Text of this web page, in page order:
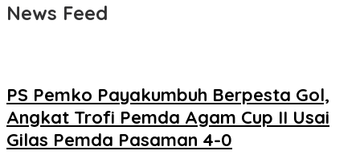
News Feed
PS Pemko Payakumbuh Berpesta Gol,
Angkat Trofi Pemda Agam Cup II Usai
Gilas Pemda Pasaman 4-0